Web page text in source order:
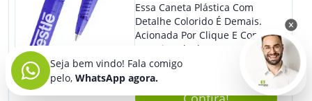
Essa Caneta Plástica Com
Detalhe Colorido É Demais.
Acionada Por Clique E Com
Ponteira Ideal Para Traços
Firmes E Precisos. Sem
Dúvidas É Um Excelente
Brinde Para Representar Sua
Seja bem vindo! Fala comigo
pelo, WhatsApp agora.